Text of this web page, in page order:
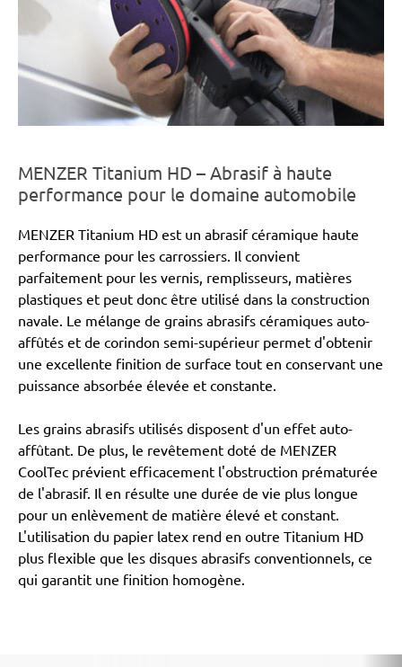
MENZER Titanium HD – Abrasif à haute
performance pour le domaine automobile
MENZER Titanium HD est un abrasif céramique haute
performance pour les carrossiers. Il convient
parfaitement pour les vernis, remplisseurs, matières
plastiques et peut donc être utilisé dans la construction
navale. Le mélange de grains abrasifs céramiques auto-
affûtés et de corindon semi-supérieur permet d'obtenir
une excellente finition de surface tout en conservant une
puissance absorbée élevée et constante.
Les grains abrasifs utilisés disposent d'un effet auto-
affûtant. De plus, le revêtement doté de MENZER
CoolTec prévient efficacement l'obstruction prématurée
de l'abrasif. Il en résulte une durée de vie plus longue
pour un enlèvement de matière élevé et constant.
L'utilisation du papier latex rend en outre Titanium HD
plus flexible que les disques abrasifs conventionnels, ce
qui garantit une finition homogène.